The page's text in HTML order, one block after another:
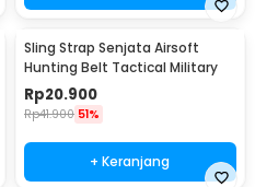
Sling Strap Senjata Airsoft
Hunting Belt Tactical Military
Rp20.900
Rp41.900 51%
+ Keranjang